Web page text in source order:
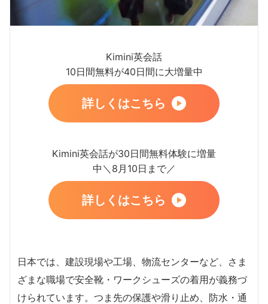
Kimini英会話
10日間無料が40日間に大増量中
詳しくはこちら
Kimini英会話が30日間無料体験に増量
中＼8月10日まで／
詳しくはこちら
日本では、建設現場や工場、物流センターなど、さま
ざまな職場で安全靴・ワークシューズの着用が義務づ
けられています。つま先の保護や滑り止め、防水・通